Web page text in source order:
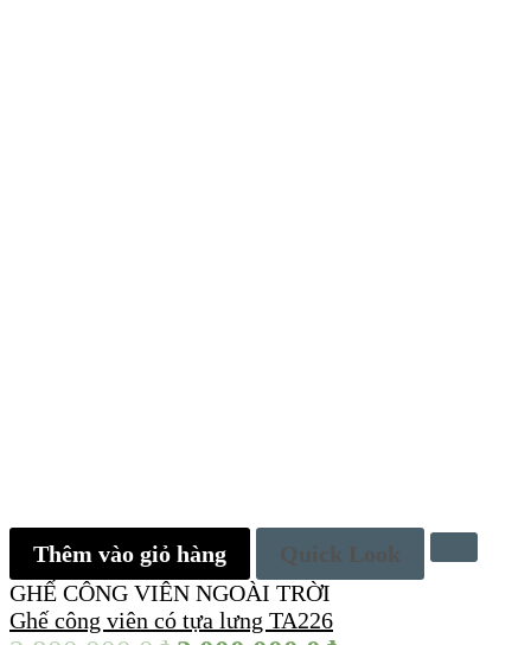
Thêm vào giỏ hàng
Quick Look
GHẾ CÔNG VIÊN NGOÀI TRỜI
Ghế công viên có tựa lưng TA226